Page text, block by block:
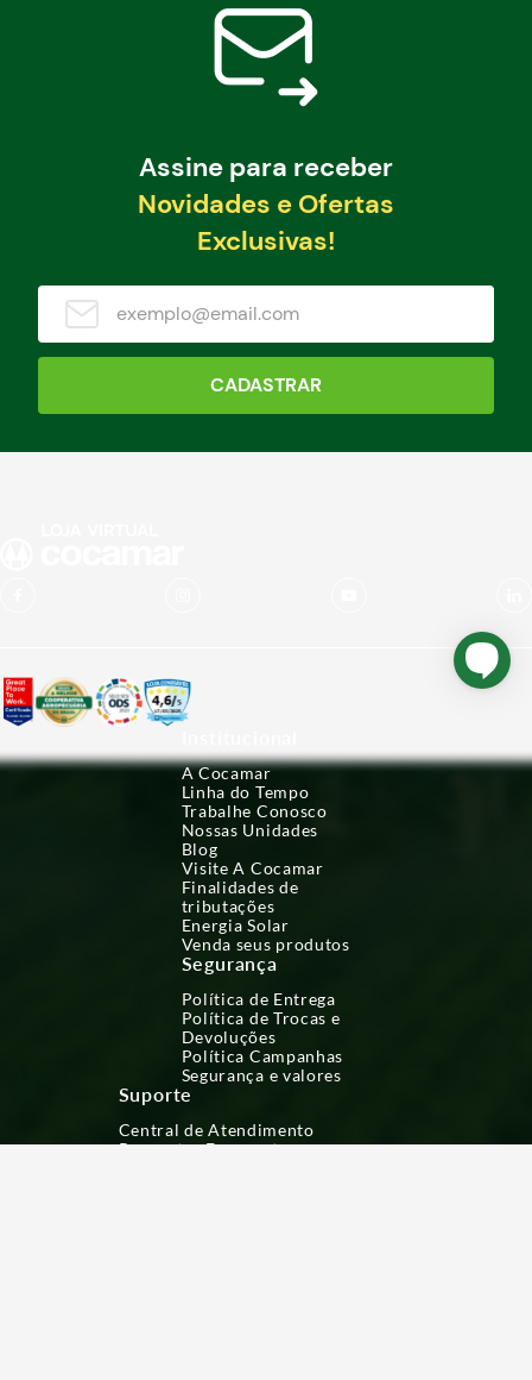
Assine para receber
Novidades e Ofertas
Exclusivas!
CADASTRAR
A Cocamar
Linha do Tempo
Trabalhe Conosco
Nossas Unidades
Blog
Visite A Cocamar
Finalidades de
tributações
Energia Solar
Venda seus produtos
Segurança
Política de Entrega
Política de Trocas e
Devoluções
Política Campanhas
Segurança e valores
Suporte
Central de Atendimento
Perguntas Frequentes